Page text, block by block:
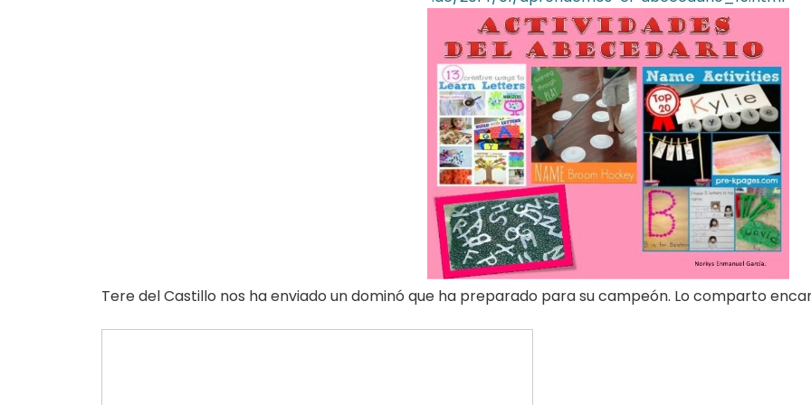
Tere del Castillo nos ha enviado un dominó que ha preparado para su campeón. Lo comparto